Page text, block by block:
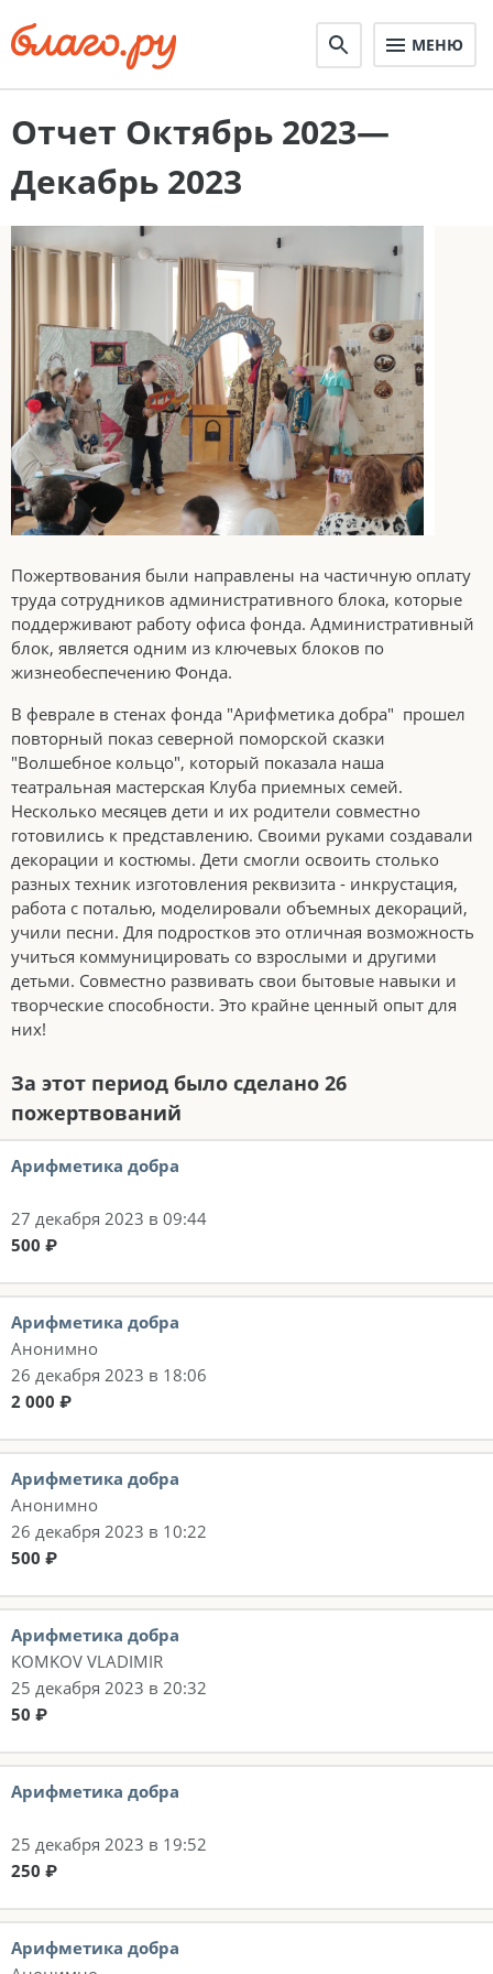
МЕНЮ
Отчет Октябрь 2023—
Декабрь 2023
Пожертвования были направлены на частичную оплату
труда сотрудников административного блока, которые
поддерживают работу офиса фонда. Административный
блок, является одним из ключевых блоков по
жизнеобеспечению Фонда.
В феврале в стенах фонда "Арифметика добра" прошел
повторный показ северной поморской сказки
"Волшебное кольцо", который показала наша
театральная мастерская Клуба приемных семей.
Несколько месяцев дети и их родители совместно
готовились к представлению. Своими руками создавали
декорации и костюмы. Дети смогли освоить столько
разных техник изготовления реквизита - инкрустация,
работа с поталью, моделировали объемных декораций,
учили песни. Для подростков это отличная возможность
учиться коммуницировать со взрослыми и другими
детьми. Совместно развивать свои бытовые навыки и
творческие способности. Это крайне ценный опыт для
них!
За этот период было сделано 26
пожертвований
Арифметика добра
27 декабря 2023 в 09:44
500 ₽
Арифметика добра
Анонимно
26 декабря 2023 в 18:06
2 000 ₽
Арифметика добра
Анонимно
26 декабря 2023 в 10:22
500 ₽
Арифметика добра
KOMKOV VLADIMIR
25 декабря 2023 в 20:32
50 ₽
Арифметика добра
25 декабря 2023 в 19:52
250 ₽
Арифметика добра